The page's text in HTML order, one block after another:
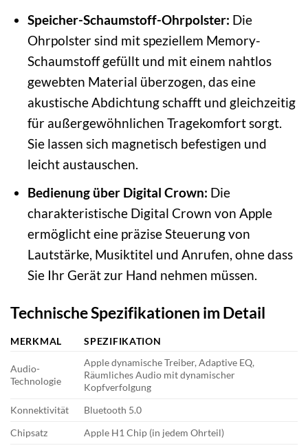
Speicher-Schaumstoff-Ohrpolster: Die
Ohrpolster sind mit speziellem Memory-
Schaumstoff gefüllt und mit einem nahtlos
gewebten Material überzogen, das eine
akustische Abdichtung schafft und gleichzeitig
für außergewöhnlichen Tragekomfort sorgt.
Sie lassen sich magnetisch befestigen und
leicht austauschen.
Bedienung über Digital Crown: Die
charakteristische Digital Crown von Apple
ermöglicht eine präzise Steuerung von
Lautstärke, Musiktitel und Anrufen, ohne dass
Sie Ihr Gerät zur Hand nehmen müssen.
Technische Spezifikationen im Detail
MERKMAL SPEZIFIKATION
Audio-
Technologie
Apple dynamische Treiber, Adaptive EQ,
Räumliches Audio mit dynamischer
Kopfverfolgung
Konnektivität
Bluetooth 5.0
Chipsatz
Apple H1 Chip (in jedem Ohrteil)